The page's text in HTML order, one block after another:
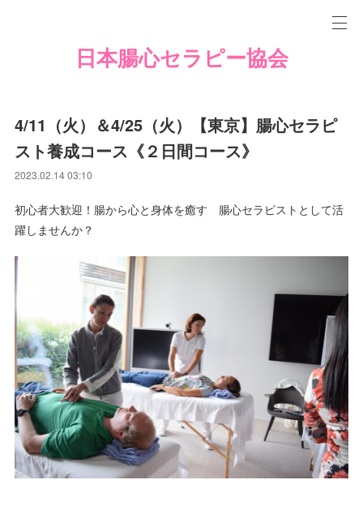
日本腸心セラピー協会
4/11（火）＆4/25（火）【東京】腸心セラピ
スト養成コース《２日間コース》
2023.02.14 03:10
初心者大歓迎！腸から心と身体を癒す 腸心セラピストとして活
躍しませんか？